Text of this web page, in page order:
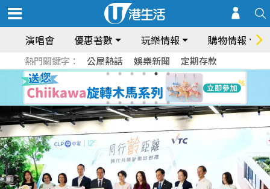
演唱會 優惠著數 玩樂情報 購物情報
熱門關鍵字： 公屋熱話 娛樂新聞 定期存款